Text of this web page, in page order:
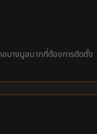
บางมูลนากที่ต้องการติดตั้ง